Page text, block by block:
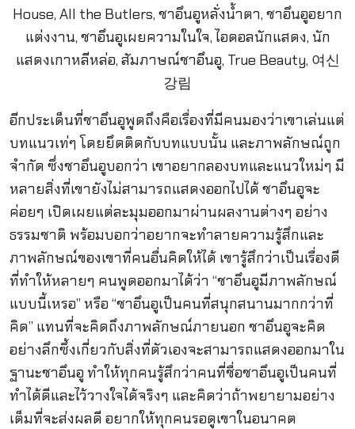
อีกประเด็นที่ชาอึนอูพูดถึงคือเรื่องที่มีคนมองว่าเขาเล่นแต่
บทแนวเท่ๆ โดยยึดติดกับบทแบบนั้น และภาพลักษณ์ถูก
จำกัด ซึ่งชาอึนอูบอกว่า เขาอยากลองบทและแนวใหม่ๆ มี
หลายสิ่งที่เขายังไม่สามารถแสดงออกไปได้ ชาอึนอูจะ
ค่อยๆ เปิดเผยแต่ละมุมออกมาผ่านผลงานต่างๆ อย่าง
ธรรมชาติ พร้อมบอกว่าอยากจะทำลายความรู้สึกและ
ภาพลักษณ์ของเขาที่คนอื่นคิดให้ได้ เขารู้สึกว่าเป็นเรื่องดี
ที่ทำให้หลายๆ คนพูดออกมาได้ว่า “ชาอึนอูมีภาพลักษณ์
แบบนี้เหรอ” หรือ “ชาอึนอูเป็นคนที่สนุกสนานมากกว่าที่
คิด” แทนที่จะคิดถึงภาพลักษณ์ภายนอก ชาอึนอูจะคิด
อย่างลึกซึ้งเกี่ยวกับสิ่งที่ตัวเองจะสามารถแสดงออกมาใน
ฐานะชาอึนอู ทำให้ทุกคนรู้สึกว่าคนที่ชื่อชาอึนอูเป็นคนที่
ทำได้ดีและไว้วางใจได้จริงๆ และคิดว่าถ้าพยายามอย่าง
เต็มที่จะส่งผลดี อยากให้ทุกคนรอดูเขาในอนาคต